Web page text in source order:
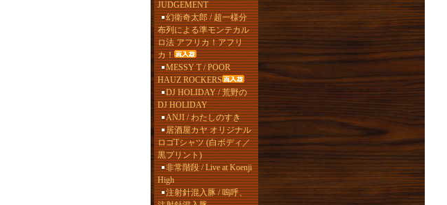
JUDGEMENT
幻衛奇太郎 / 超一様分
布列による準モンテカル
ロ法 アフリカ！アフリ
カ！
MESSY T / POOR
HAUZ ROCKERS
DJ HOLIDAY / 荒野の
DJ HOLIDAY
ANJI / わたしのすき
居酒屋カヤ オリジナル
ロゴTシャツ (白ボディ／
黒プリント)
非常階段 / Live at Koenji
High
注射針混入豚 / 嗚呼、